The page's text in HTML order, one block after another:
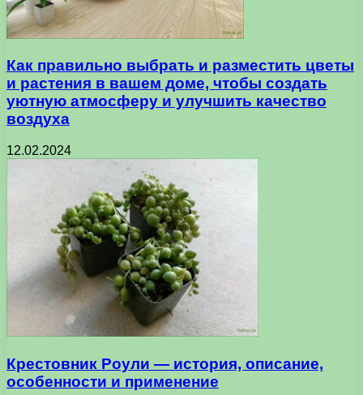
Как правильно выбрать и разместить цветы
и растения в вашем доме, чтобы создать
уютную атмосферу и улучшить качество
воздуха
12.02.2024
Крестовник Роули — история, описание,
особенности и применение